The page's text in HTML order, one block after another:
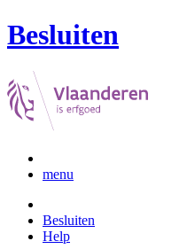
Besluiten
menu
Besluiten
Help